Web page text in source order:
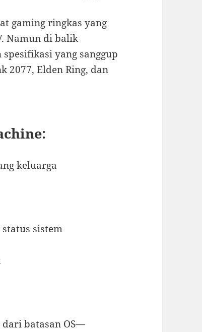
gaming ringkas yang
Namun di balik
yang sanggup
2077, Elden Ring, dan
keluarga
sistem
dari batasan OS—